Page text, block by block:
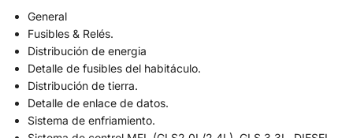
General
Fusibles & Relés.
Distribución de energia
Detalle de fusibles del habitáculo.
Distribución de tierra.
Detalle de enlace de datos.
Sistema de enfriamiento.